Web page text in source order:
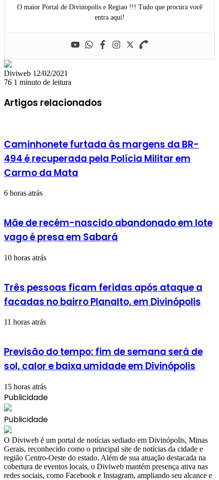
O maior Portal de Divinopolis e Regiao !!! Tudo que procura você
entra aqui!
Diviweb Mande
um
mail
12/02/2021
76 1 minuto de leitura
Artigos relacionados
Caminhonete furtada às margens da BR-
494 é recuperada pela Polícia Militar em
Carmo da Mata
6 horas atrás
Mãe de recém-nascido abandonado em lote
vago é presa em Sabará
10 horas atrás
Três pessoas ficam feridas após ataque a
facadas no bairro Planalto, em Divinópolis
11 horas atrás
Previsão do tempo: fim de semana será de
sol, calor e baixa umidade em Divinópolis
15 horas atrás
Publicidade
Publicidade
​O Diviweb é um portal de notícias sediado em Divinópolis, Minas
Gerais, reconhecido como o principal site de notícias da cidade e
região Centro-Oeste do estado. Além de sua atuação destacada na
cobertura de eventos locais, o Diviweb mantém presença ativa nas
redes sociais, como Facebook e Instagram, ampliando seu alcance e